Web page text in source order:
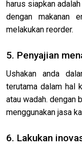
harus siapkan
dengan makanan
melakukan reorder.
5. Penyajian
Ushakan anda
terutama dalam hal
atau wadah. dengan
menggunakan jasa
6. Lakukan